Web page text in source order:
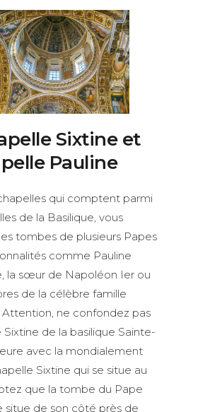
Sixtine et
Pauline
qui comptent parmi
de la Basilique, vous
tombes de plusieurs Papes
comme Pauline
la sœur de Napoléon Ier ou
de la célèbre famille
Attention, ne confondez pas
Sixtine de la basilique Sainte-
avec la mondialement
Sixtine qui se situe au
que la tombe du Pape
situe de son côté près de